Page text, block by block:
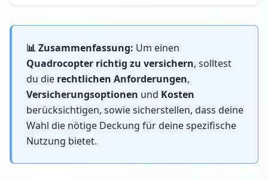
📊 Zusammenfassung: Um einen
Quadrocopter richtig zu versichern, solltest
du die rechtlichen Anforderungen,
Versicherungsoptionen und Kosten
berücksichtigen, sowie sicherstellen, dass deine
Wahl die nötige Deckung für deine spezifische
Nutzung bietet.